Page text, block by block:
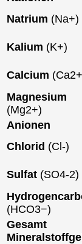
Natrium (Na+)
Kalium (K+)
Calcium
Magnesium
(Mg2+)
Anionen
Chlorid (Cl-)
Sulfat (SO4-2)
(HCO3−)
Gesamt